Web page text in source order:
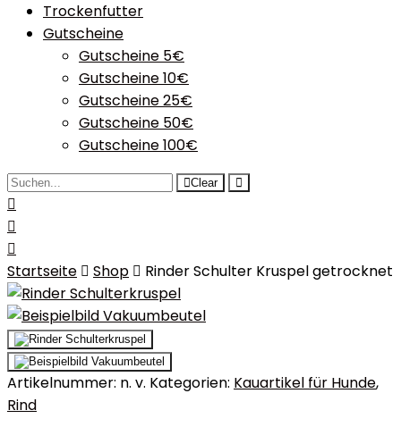
Trockenfutter
Gutscheine
Gutscheine 5€
Gutscheine 10€
Gutscheine 25€
Gutscheine 50€
Gutscheine 100€
Clear
Startseite Shop Rinder Schulter Kruspel getrocknet
Artikelnummer: n. v. Kategorien: Kauartikel für Hunde,
Rind